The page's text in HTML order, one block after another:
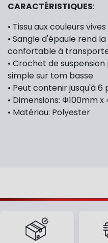
CARACTÉRISTIQUES:
• Tissu aux couleurs
• Sangle d'épaule rend
confortable à
• Crochet de
simple sur tom basse
• Peut contenir jusqu'à
• Dimensions: Φ100mm
• Matériau: Polyester